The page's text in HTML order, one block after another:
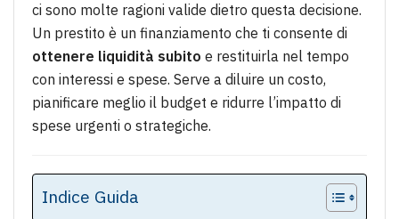
ci sono molte ragioni valide dietro questa decisione.
Un prestito è un finanziamento che ti consente di
ottenere liquidità subito e restituirla nel tempo
con interessi e spese. Serve a diluire un costo,
pianificare meglio il budget e ridurre l’impatto di
spese urgenti o strategiche.
Indice Guida